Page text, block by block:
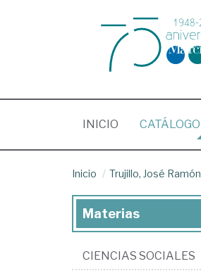
INICIO (CURRENT)
CATÁLOGO
Inicio Trujillo, José Ramón
Materias
CIENCIAS SOCIALES